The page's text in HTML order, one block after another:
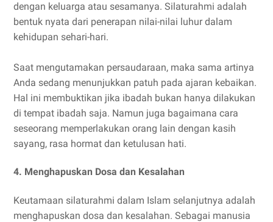
dengan keluarga atau sesamanya. Silaturahmi adalah
bentuk nyata dari penerapan nilai-nilai luhur dalam
kehidupan sehari-hari.
Saat mengutamakan persaudaraan, maka sama artinya
Anda sedang menunjukkan patuh pada ajaran kebaikan.
Hal ini membuktikan jika ibadah bukan hanya dilakukan
di tempat ibadah saja. Namun juga bagaimana cara
seseorang memperlakukan orang lain dengan kasih
sayang, rasa hormat dan ketulusan hati.
4. Menghapuskan Dosa dan Kesalahan
Keutamaan silaturahmi dalam Islam selanjutnya adalah
menghapuskan dosa dan kesalahan. Sebagai manusia